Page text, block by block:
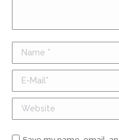
Name *
E-Mail *
Website